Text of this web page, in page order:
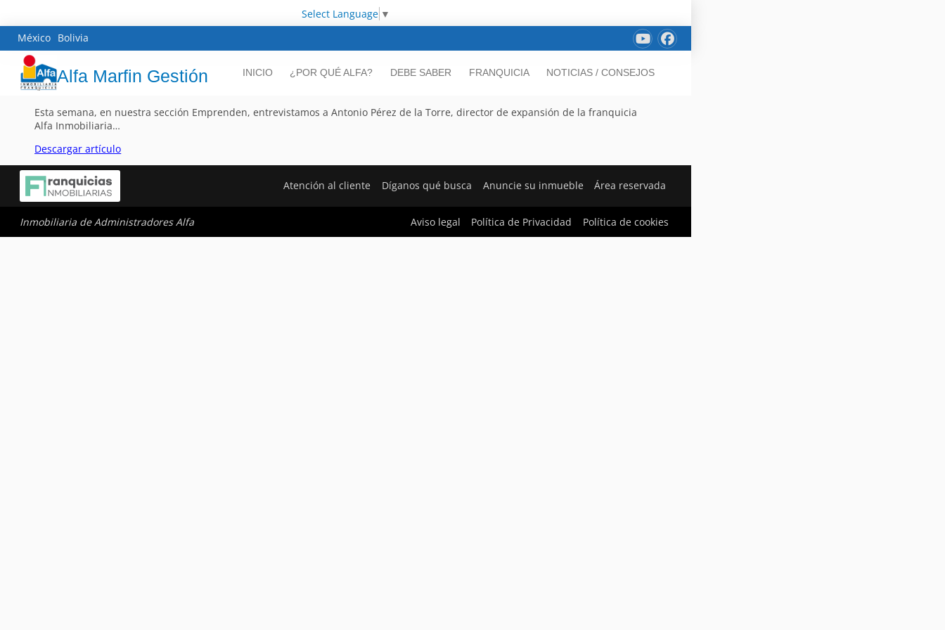
Select Language ▼
México Bolivia
Alfa Marfin Gestión INICIO ¿POR QUÉ ALFA? DEBE SABER FRANQUICIA NOTICIAS / CONSEJOS
Esta semana, en nuestra sección Emprenden, entrevistamos a Antonio Pérez de la Torre, director de expansión de la franquicia
Alfa Inmobiliaria…
Descargar artículo
Atención al cliente Díganos qué busca Anuncie su inmueble Área reservada
Inmobiliaria de Administradores Alfa Aviso legal Política de Privacidad Política de cookies